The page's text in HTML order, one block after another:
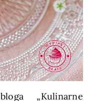
„Kulinarne